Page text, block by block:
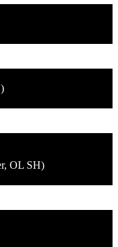
OL SH)